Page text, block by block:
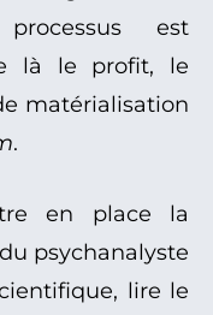
est
là le profit, le
matérialisation
.
en place la
psychanalyste
lire le